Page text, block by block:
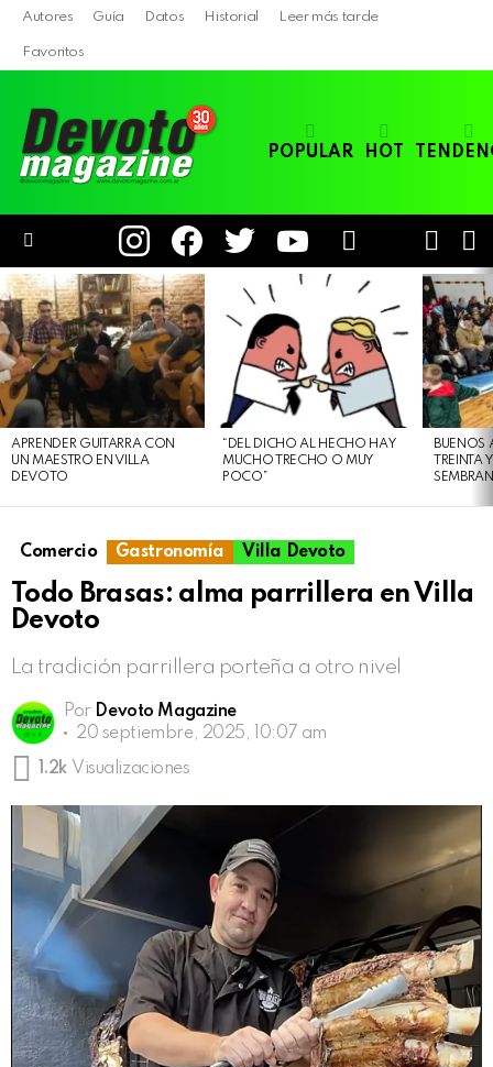
Autores Guía Datos Historial Leer más tarde
Favoritos
POPULAR HOT
instagramfacebooktwitter youtube
SKIN
LATEST
STORIES
APRENDER GUITARRA CON
UN MAESTRO EN VILLA
DEVOTO
“DEL DICHO AL HECHO HAY
MUCHO TRECHO O MUY
POCO”
BUENOS
Comercio Gastronomía Villa Devoto
Todo Brasas: alma parrillera en Villa
Devoto
La tradición parrillera porteña a otro nivel
Por Devoto Magazine
20 septiembre, 2025, 10:07 am
1.2k Visualizaciones